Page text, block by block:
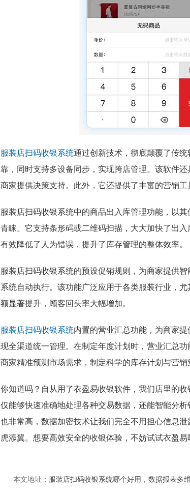
服装店扫码收银系统通过创新技术，彻底颠覆了传
靠，同时支持多设备同步，实现跨店管理。该软件
商家提供决策支持。此外，它还提供了丰富的营销
服装店扫码收银系统中的商品出入库管理功能，以
青睐。它支持条形码或二维码扫描，大大加快了出
有效降低了人为错误，提升了库存管理的整体效率。
服装店扫码收银系统的预设促销规则，为商家提供
系统自动执行。该功能广泛应用于各类服装行业，
额显著提升，顾客回头率大幅增加。
服装店扫码收银系统内置的营业汇总功能，为商家
现全渠道统一管理。在制定年度计划时，营业汇总
商家精准预测市场需求，制定科学的库存计划与营销
你知道吗？自从用了衣盈易收银软件，我们店里的
仅能够快速准确地处理各种交易数据，还能智能分
也非常高，数据加密技术让我们完全不用担心信息
虎添翼。想要高效安全的收银体验，不妨试试衣盈易
本文地址： 服装店扫码收银系统哪个好用，数据报表多